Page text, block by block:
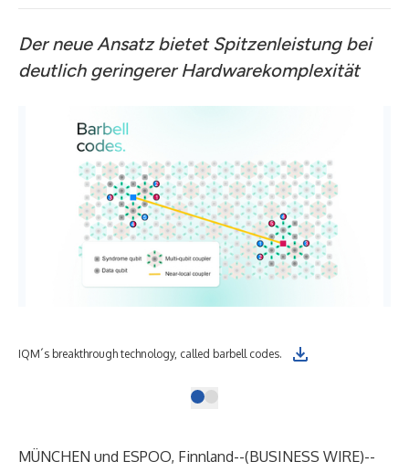
Der neue Ansatz bietet Spitzenleistung bei
deutlich geringerer Hardwarekomplexität
IQM´s breakthrough technology, called barbell codes.
MÜNCHEN und ESPOO, Finnland--(BUSINESS WIRE)--